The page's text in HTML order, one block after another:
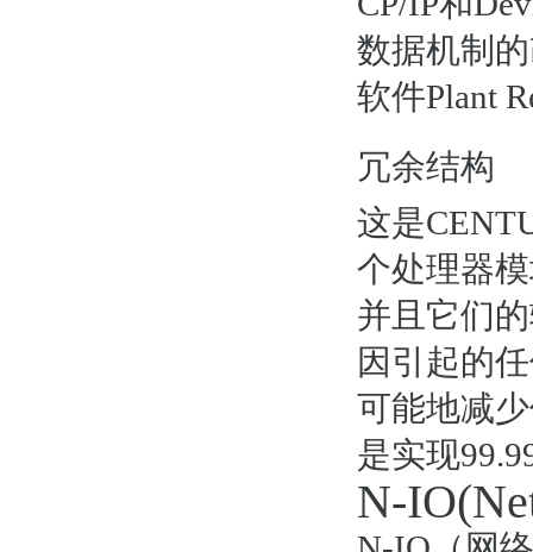
数据机制
软件Plant
冗余结构
这是
个处理器
并且它们
因引起的
可能地减
是实现
N-